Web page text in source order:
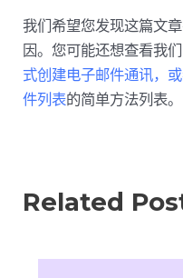
我们希望您发现这篇文
因。您可能还想查看我
式创建电子邮件通讯，
件列表的简单方法列表。
Related